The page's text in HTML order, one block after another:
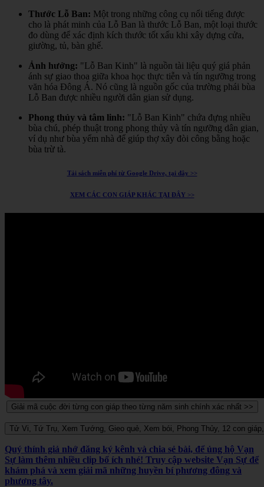
Thước Lỗ Ban: Một trong những công cụ nổi tiếng được
cho là phát minh của Lỗ Ban là thước Lỗ Ban, một loại thước
đo dùng để xác định kích thước tốt xấu khi xây dựng cửa,
giường, tủ, bàn ghế.
Ảnh hưởng: "Lỗ Ban Kinh" là nguồn tài liệu quý giá phản
ánh sự giao thoa giữa khoa học thực tiễn và tín ngưỡng trong
văn hóa Đông Á. Nó cũng là nguồn gốc của trường phái bùa
Lỗ Ban được nhiều người dân gian sử dụng.
Phong thủy và tâm linh: "Lỗ Ban Kinh" chứa đựng nhiều
bùa chú, phép thuật trong phong thủy và tín ngưỡng dân gian,
ví dụ như bùa yểm nhà để giúp thợ xây đòi công bằng hoặc
bùa trừ tà.
Tải sách miễn phí từ Google Drive, tại đây >>
XEM CÁC CON GIÁP KHÁC TẠI ĐÂY >>
Quý thính giả nhớ đăng ký kênh và chia sẻ bài, để ủng hộ Vạn
Sự làm thêm nhiều clip bổ ích nhé! Truy cập website Vạn Sự để
khám phá và xem giải mã những huyền bí phương đông và
phương tây.